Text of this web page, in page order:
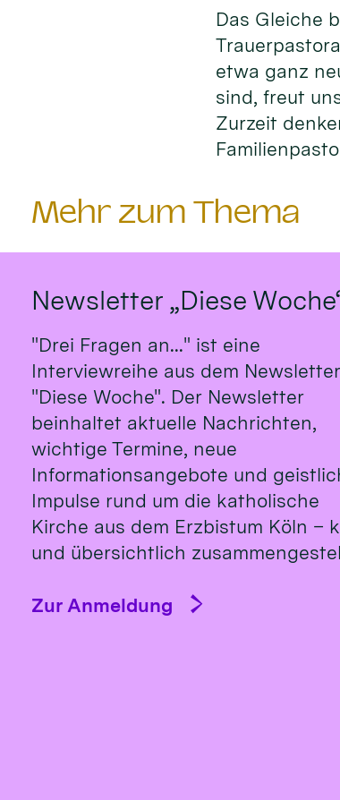
Das Gleiche
etwa ganz
sind, freut
Zurzeit
Mehr zum Thema
Newsletter „Diese
"Drei Fragen an..." ist eine
Interviewreihe aus dem Newsletter
"Diese Woche". Der Newsletter
beinhaltet aktuelle Nachrichten,
wichtige Termine, neue
Informationsangebote und
Impulse rund um die katholische
Kirche aus dem Erzbistum Köln –
und übersichtlich
Zur Anmeldung